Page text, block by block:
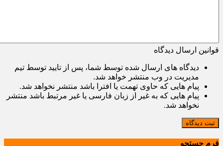
قوانین ارسال دیدگاه
دیدگاه های ارسال شده توسط شما، پس از تایید توسط تیم
مدیریت در وب منتشر خواهد شد.
پیام هایی که حاوی تهمت یا افترا باشد منتشر نخواهد شد.
پیام هایی که به غیر از زبان فارسی یا غیر مرتبط باشد منتشر
نخواهد شد.
ثبت دیدگاه
فرم جستجو